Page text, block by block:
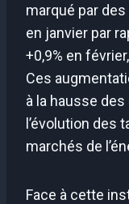
marqué par
en janvier par
+0,9% en
Ces
à la hausse
l’évolution des
marchés de
Face à cette